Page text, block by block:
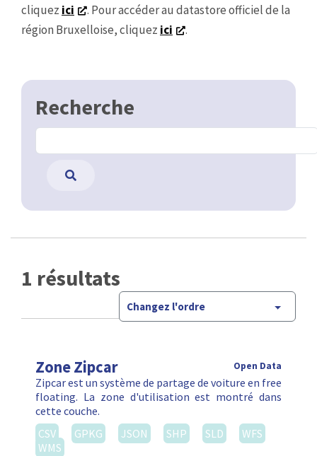
cliquez ici
. Pour accéder au datastore officiel de la
région Bruxelloise, cliquez ici .
Recherche
1 résultats
Changez l'ordre
Zone Zipcar Open Data
Zipcar est un système de partage de voiture en free
floating. La zone d'utilisation est montré dans
cette couche.
CSV
GPKG JSON SHP SLD
WFS
WMS